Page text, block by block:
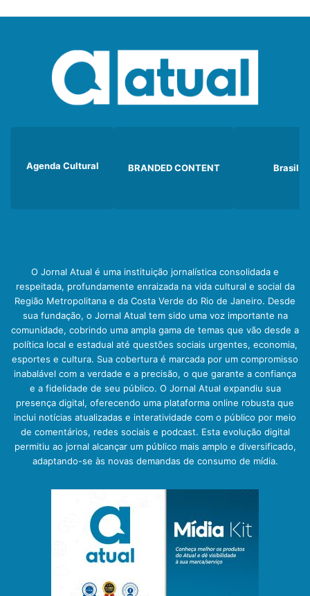
Agenda Cultural BRANDED CONTENT Brasil
O Jornal Atual é uma instituição jornalística consolidada e
respeitada, profundamente enraizada na vida cultural e social da
Região Metropolitana e da Costa Verde do Rio de Janeiro. Desde
sua fundação, o Jornal Atual tem sido uma voz importante na
comunidade, cobrindo uma ampla gama de temas que vão desde a
política local e estadual até questões sociais urgentes, economia,
esportes e cultura. Sua cobertura é marcada por um compromisso
inabalável com a verdade e a precisão, o que garante a confiança
e a fidelidade de seu público. O Jornal Atual expandiu sua
presença digital, oferecendo uma plataforma online robusta que
inclui notícias atualizadas e interatividade com o público por meio
de comentários, redes sociais e podcast. Esta evolução digital
permitiu ao jornal alcançar um público mais amplo e diversificado,
adaptando-se às novas demandas de consumo de mídia.